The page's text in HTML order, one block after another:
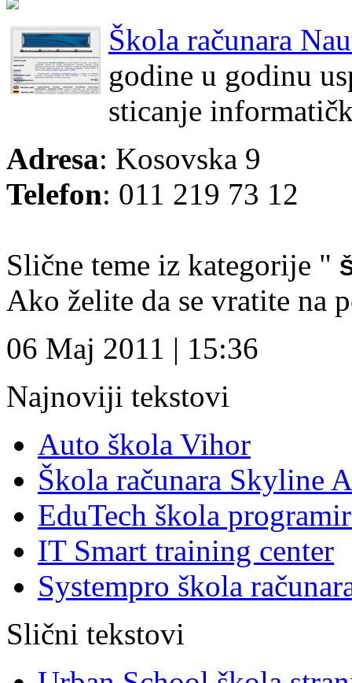
Škola računara
godine u godinu
sticanje
Adresa: Kosovska 9
Telefon: 011 219 73 12
Slične teme iz kategorije "
Ako želite da se vratite na
06 Maj 2011 | 15:36
Najnoviji tekstovi
Auto škola Vihor
Škola računara Skyline
EduTech škola
IT Smart training center
Systempro škola
Slični tekstovi